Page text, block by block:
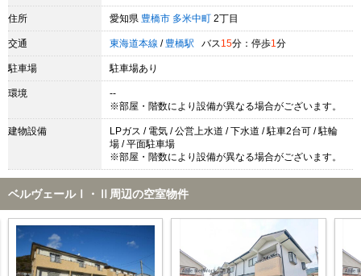
住所 愛知県 豊橋市 多米中町 2丁目
交通 東海道本線 / 豊橋駅 バス 15分：停歩1 分
駐車場 駐車場あり
環境
--
※部屋・階数により設備が異なる場合がございます。
建物設備
LPガス / 電気 / 公営上水道 / 下水道 / 駐車2台可 / 駐輪
場 / 平面駐車場
※部屋・階数により設備が異なる場合がございます。
ベルヴェールⅠ・Ⅱ周辺の空室物件